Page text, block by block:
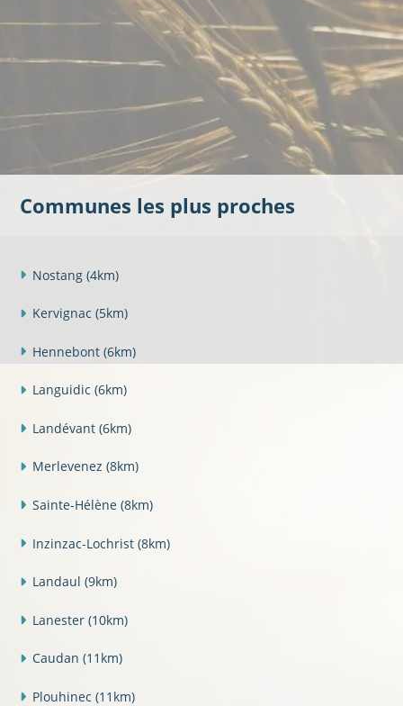
Communes les plus proches
Nostang (4km)
Kervignac (5km)
Hennebont (6km)
Languidic (6km)
Landévant (6km)
Merlevenez (8km)
Sainte-Hélène (8km)
Inzinzac-Lochrist (8km)
Landaul (9km)
Lanester (10km)
Caudan (11km)
Plouhinec (11km)